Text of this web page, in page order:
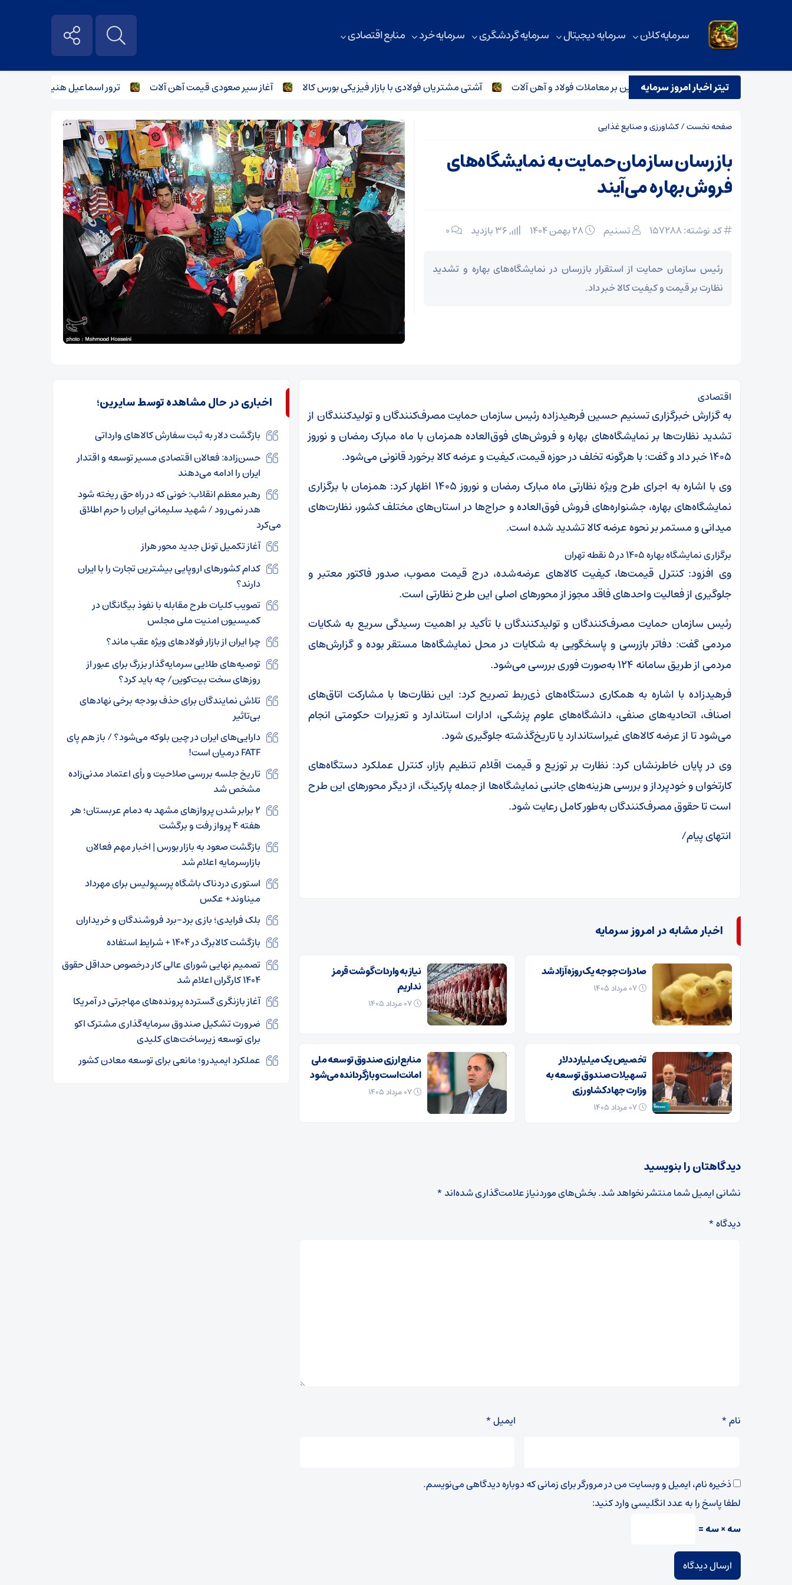
سرمایه کلان سرمایه دیجیتال سرمایه گردشگری سرمایه خرد منابع اقتصادی
تیتر اخبار امروز سرمایه
بررسی آماری بورس کالا؛ رکود سنگین بر معاملات فولاد و آهن آلات آشتی مشتریان فولادی با بازار فیزیکی بورس کالا آغاز سیر صعودی قیمت آهن آلات ترور اسماعیل هنیه و تاثیر آن بر
صفحه نخست/کشاورزی و صنایع غذایی
بازرسان سازمان حمایت به نمایشگاه‌های
فروش بهاره می‌آیند
کد نوشته: 157288 تسنیم ۰
رئیس سازمان حمایت از استقرار بازرسان در نمایشگاه‌های بهاره و تشدید
نظارت بر قیمت و کیفیت کالا خبر داد.
اقتصادی
به گزارش خبرگزاری تسنیم حسین فرهیدزاده رئیس سازمان حمایت مصرف‌کنندگان و تولیدکنندگان از
تشدید نظارت‌ها بر نمایشگاه‌های بهاره و فروش‌های فوق‌العاده همزمان با ماه مبارک رمضان و نوروز
۱۴۰۵ خبر داد و گفت: با هرگونه تخلف در حوزه قیمت، کیفیت و عرضه کالا برخورد قانونی می‌شود.
وی با اشاره به اجرای طرح ویژه نظارتی ماه مبارک رمضان و نوروز ۱۴۰۵ اظهار کرد: همزمان با برگزاری
نمایشگاه‌های بهاره، جشنواره‌های فروش فوق‌العاده و حراج‌ها در استان‌های مختلف کشور، نظارت‌های
میدانی و مستمر بر نحوه عرضه کالا تشدید شده است.
برگزاری نمایشگاه بهاره ۱۴۰۵ در ۵ نقطه تهران
وی افزود: کنترل قیمت‌ها، کیفیت کالاهای عرضه‌شده، درج قیمت مصوب، صدور فاکتور معتبر و
جلوگیری از فعالیت واحدهای فاقد مجوز از محورهای اصلی این طرح نظارتی است.
رئیس سازمان حمایت مصرف‌کنندگان و تولیدکنندگان با تأکید بر اهمیت رسیدگی سریع به شکایات
مردمی گفت: دفاتر بازرسی و پاسخگویی به شکایات در محل نمایشگاه‌ها مستقر بوده و گزارش‌های
مردمی از طریق سامانه ۱۲۴ به‌صورت فوری بررسی می‌شود.
فرهیدزاده با اشاره به همکاری دستگاه‌های ذی‌ربط تصریح کرد: این نظارت‌ها با مشارکت اتاق‌های
اصناف، اتحادیه‌های صنفی، دانشگاه‌های علوم پزشکی، ادارات استاندارد و تعزیرات حکومتی انجام
می‌شود تا از عرضه کالاهای غیراستاندارد یا تاریخ‌گذشته جلوگیری شود.
وی در پایان خاطرنشان کرد: نظارت بر توزیع و قیمت اقلام تنظیم بازار، کنترل عملکرد دستگاه‌های
کارتخوان و خودپرداز و بررسی هزینه‌های جانبی نمایشگاه‌ها از جمله پارکینگ، از دیگر محورهای این طرح
است تا حقوق مصرف‌کنندگان به‌طور کامل رعایت شود.
انتهای پیام/
اخبار مشابه در امروز سرمایه
صادرات جوجه یک روزه آزاد شد
نیاز به واردات گوشت قرمز
نداریم
۰۷ مرداد ۱۴۰۵
تخصیص یک میلیارد دلار
تسهیلات صندوق توسعه به
وزارت جهاد کشاورزی
منابع ارزی صندوق توسعه ملی
امانت است و بازگردانده می‌شود
۰۷ مرداد ۱۴۰۵
دیدگاهتان را بنویسید
نشانی ایمیل شما منتشر نخواهد شد.بخش‌های موردنیاز علامت‌گذاری شده‌اند*
دیدگاه*
نام* ایمیل*
ذخیره نام، ایمیل و وبسایت من در مرورگر برای زمانی که دوباره دیدگاهی می‌نویسم.
لطفا پاسخ را به عدد انگلیسی وارد کنید:
سه × سه =
اخباری در حال مشاهده توسط سایرین؛
بازگشت دلار به ثبت سفارش کالاهای وارداتی
حسن‌زاده: فعالان اقتصادی مسیر توسعه و اقتدار
ایران را ادامه می‌دهند
رهبر معظم انقلاب: خونی که در راه حق ریخته شود
هدر نمی‌رود / شهید سلیمانی ایران را حرم اطلاق
می‌کرد
آغاز تکمیل تونل جدید محور هراز
کدام کشور‌های اروپایی بیشترین تجارت را با ایران
دارند؟
تصویب کلیات طرح مقابله با نفوذ بیگانگان در
کمیسیون امنیت ملی مجلس
چرا ایران از بازار فولادهای ویژه عقب ماند؟
توصیه‌های طلایی سرمایه‌گذار بزرگ برای عبور از
روزهای سخت بیت‌کوین/ چه باید کرد؟
تلاش نمایندگان برای حذف بودجه برخی نهادهای
بی‌تاثیر
دارایی‌های ایران در چین بلوکه می‌شود؟ / باز هم پای
FATF درمیان است!
تاریخ جلسه بررسی صلاحیت و رأی اعتماد مدنی‌زاده
مشخص شد
۲ برابر شدن پروازهای مشهد به دمام عربستان؛ هر
هفته ۴ پرواز رفت و برگشت
بازگشت صعود به بازار بورس | اخبار مهم فعالان
بازارسرمایه اعلام شد
استوری دردناک باشگاه پرسپولیس برای مهرداد
میناوند+ عکس
بلک فرایدی؛ بازی برد-برد فروشندگان و خریداران
بازگشت کالابرگ در ۱۴۰۴ + شرایط استفاده
تصمیم نهایی شورای عالی کار درخصوص حداقل حقوق
۱۴۰۴ کارگران اعلام شد
آغاز بازنگری گسترده پرونده‌های مهاجرتی در آمریکا
ضرورت تشکیل صندوق سرمایه‌گذاری مشترک اکو
برای توسعه زیرساخت‌های کلیدی
عملکرد ایمیدرو؛ مانعی برای توسعه معادن کشور